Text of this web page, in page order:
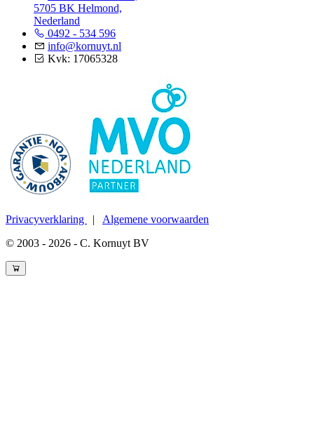
5705 BK Helmond,
Nederland
0492 - 534 596
info@kornuyt.nl
Kvk: 17065328
Privacyverklaring | Algemene voorwaarden
© 2003 - 2026 - C. Kornuyt BV